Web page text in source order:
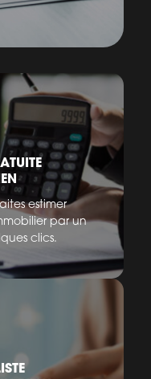
estimer
par un
clics.